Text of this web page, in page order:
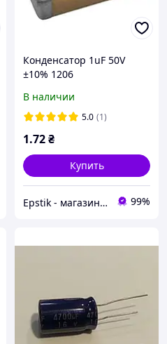
Конденсатор 1uF 50V
±10% 1206
В наличии
5.0 (1)
1.72₴
Купить
Epstik - магазин радиокомпонентов 99%